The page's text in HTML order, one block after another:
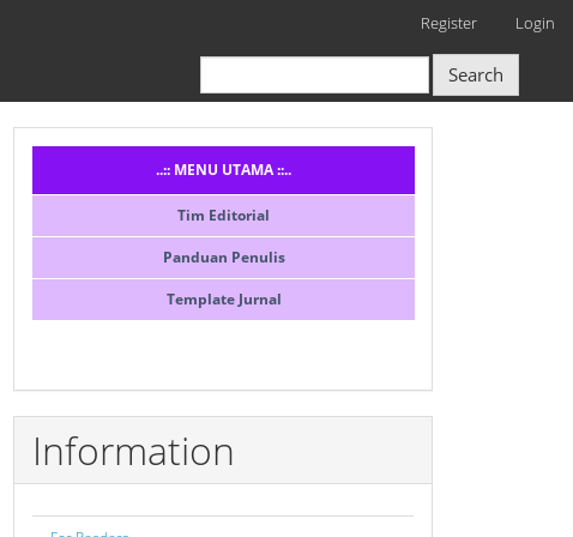
Register Login
Search
Menusidebar
..:: MENU UTAMA ::..
Tim Editorial
Panduan Penulis
Template Jurnal
Information